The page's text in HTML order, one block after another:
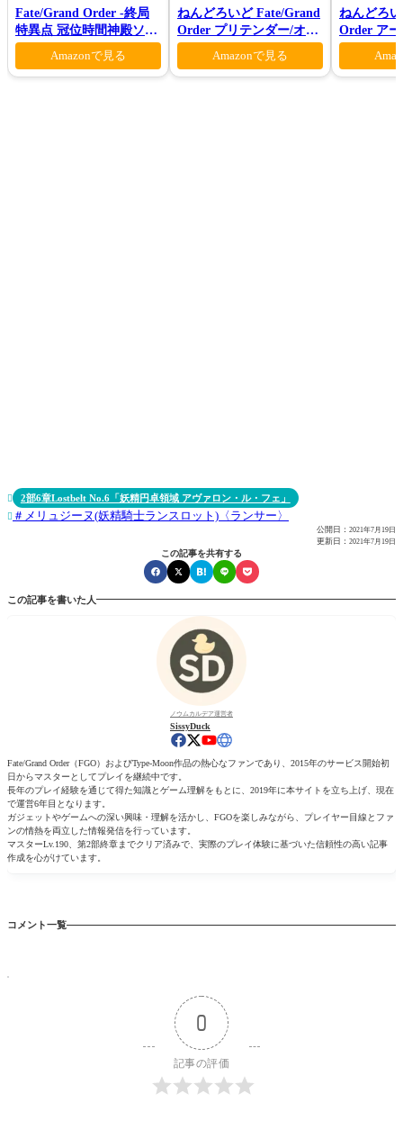
Fate/Grand Order -終局
特異点 冠位時間神殿ソロ
モン-(完全生産限定版)
Amazonで見る
ねんどろいど Fate/Grand
Order プリテンダー/オベ
ロン ヴォーティガーン
Amazonで見る
ねんどろ
Order ア
ァン シー
 2部6章Lostbelt No.6「妖精円卓領域 アヴァロン・ル・フェ」
 メリュジーヌ(妖精騎士ランスロット)〈ランサー〉
公開日： 2021年7月19日
更新日： 2021年7月19日
この記事を共有する
この記事を書いた人
ノウムカルデア運営者
SissyDuck
Fate/Grand Order（FGO）およびType-Moon作品の熱心なファンであり、2015年のサービス開始初
日からマスターとしてプレイを継続中です。
長年のプレイ経験を通じて得た知識とゲーム理解をもとに、2019年に本サイトを立ち上げ、現在
で運営6年目となります。
ガジェットやゲームへの深い興味・理解を活かし、FGOを楽しみながら、プレイヤー目線とファ
ンの情熱を両立した情報発信を行っています。
マスターLv.190、第2部終章までクリア済みで、実際のプレイ体験に基づいた信頼性の高い記事
作成を心がけています。
コメント一覧
0
記事の評価